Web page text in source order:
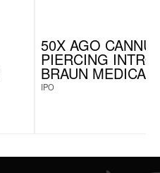
50X AGO
PIERCING
BRAUN MEDICAL
IPO